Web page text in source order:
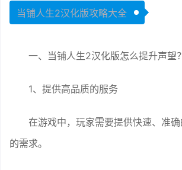
当铺人生2汉化版攻略大全
一、当铺人生2汉化版怎么提升声望？
1、提供高品质的服务
在游戏中，玩家需要提供快速、准
的需求。